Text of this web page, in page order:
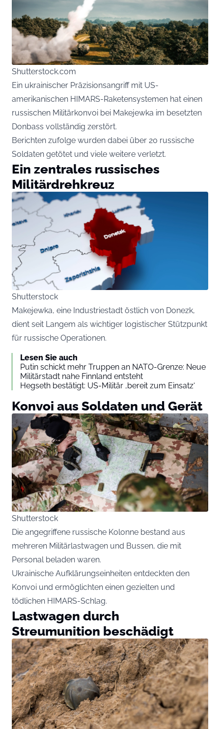
Shutterstock.com
Ein ukrainischer Präzisionsangriff mit US-
amerikanischen HIMARS-Raketensystemen hat einen
russischen Militärkonvoi bei Makejewka im besetzten
Donbass vollständig zerstört.
Berichten zufolge wurden dabei über 20 russische
Soldaten getötet und viele weitere verletzt.
Ein zentrales russisches
Militärdrehkreuz
Shutterstock
Makejewka, eine Industriestadt östlich von Donezk,
dient seit Langem als wichtiger logistischer Stützpunkt
für russische Operationen.
Lesen Sie auch
Putin schickt mehr Truppen an NATO-Grenze: Neue
Militärstadt nahe Finnland entsteht
Hegseth bestätigt: US-Militär ‚bereit zum Einsatz‘
Konvoi aus Soldaten und Gerät
Shutterstock
Die angegriffene russische Kolonne bestand aus
mehreren Militärlastwagen und Bussen, die mit
Personal beladen waren.
Ukrainische Aufklärungseinheiten entdeckten den
Konvoi und ermöglichten einen gezielten und
tödlichen HIMARS-Schlag.
Lastwagen durch
Streumunition beschädigt